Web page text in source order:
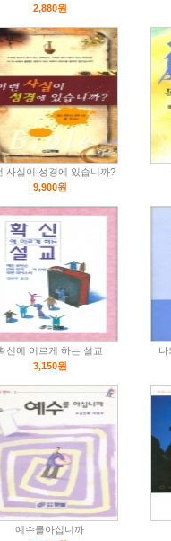
2,880원
사실이 성경에 있습니까?
9,900원
신에 이르게 하는 설교
3,150원
나
예수를아십니까